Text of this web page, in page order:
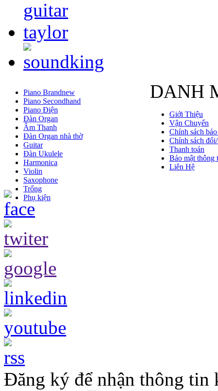
DANH
Piano Brandnew
Piano Secondhand
Piano Điện
Đàn Organ
Âm Thanh
Đàn Organ nhà thờ
Guitar
Đàn Ukulele
Harmonica
Violin
Saxophone
Trống
Phụ kiện
Giới Thiệu
Vận Chuyển
Chính sách
Chính sách
Thanh toán
Bảo mật thông
Liên Hệ
Đăng ký để nhận thông tin